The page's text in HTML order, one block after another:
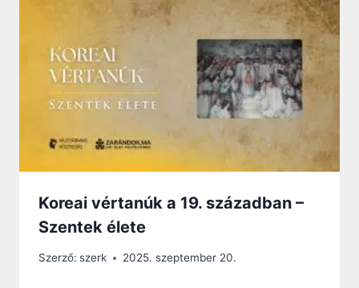
Koreai vértanúk a 19. században –
Szentek élete
Szerző: szerk 2025. szeptember 20.